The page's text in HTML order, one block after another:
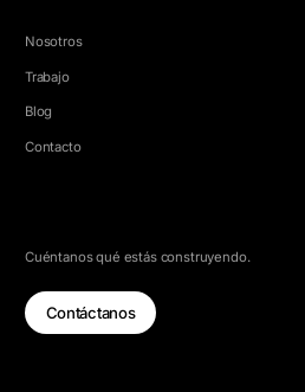
Nosotros
Trabajo
Blog
Contacto
Cuéntanos qué estás construyendo.
Contáctanos